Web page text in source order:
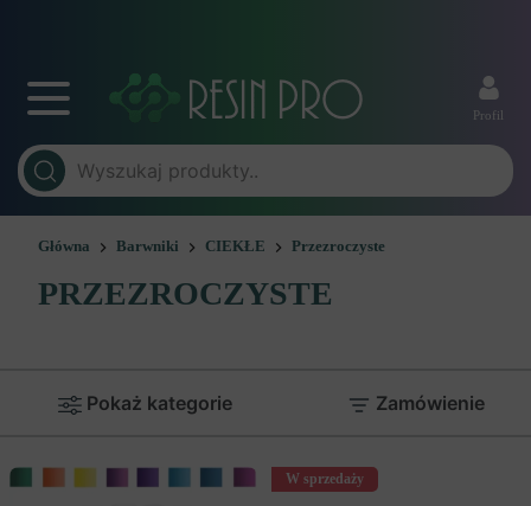
Profil
Główna Barwniki CIEKŁE Przezroczyste
PRZEZROCZYSTE
Pokaż kategorie Zamówienie
W sprzedaży